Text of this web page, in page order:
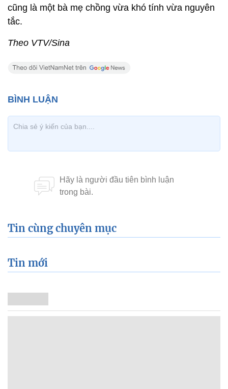
cũng là một bà mẹ chồng vừa khó tính vừa nguyên
tắc.
Theo VTV/Sina
Tin cùng chuyên mục
Tin mới